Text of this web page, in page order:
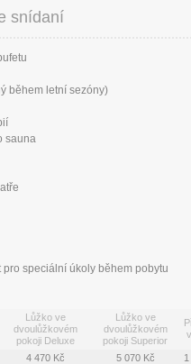
snídaní
během letní sezóny)
sauna
speciální úkoly během pobytu
Lůžko ve
dvoulůžkovém
pokoji Deluxe
Lůžko ve
dvoulůžkovém
pokoji Superior
4 470 Kč 5 070 Kč